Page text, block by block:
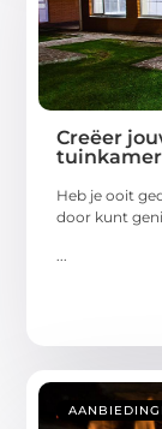
Creëer
tuinkamer
Heb je ooit
door kunt
...